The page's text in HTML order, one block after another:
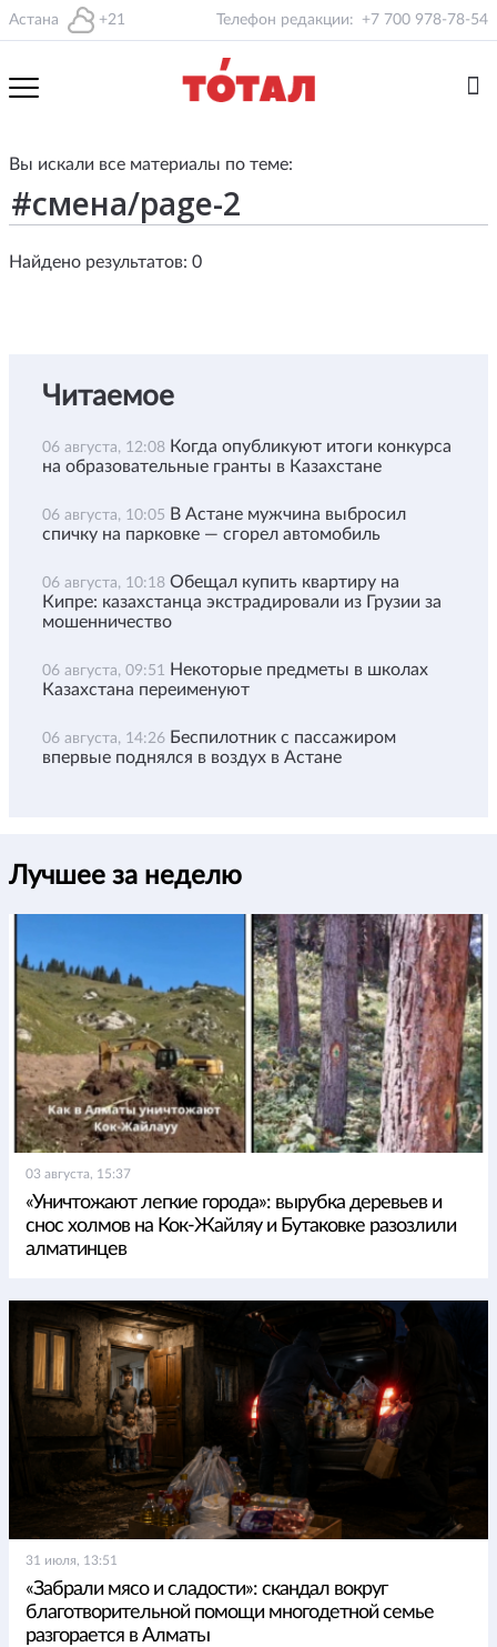
Астана +21 Телефон редакции: +7 700 978-78-54
Вы искали все материалы по теме:
Найдено результатов: 0
Читаемое
06 августа, 12:08 Когда опубликуют итоги конкурса
на образовательные гранты в Казахстане
06 августа, 10:05 В Астане мужчина выбросил
спичку на парковке — сгорел автомобиль
06 августа, 10:18 Обещал купить квартиру на
Кипре: казахстанца экстрадировали из Грузии за
мошенничество
06 августа, 09:51 Некоторые предметы в школах
Казахстана переименуют
06 августа, 14:26 Беспилотник с пассажиром
впервые поднялся в воздух в Астане
Лучшее за неделю
03 августа, 15:37
«Уничтожают легкие города»: вырубка деревьев и
снос холмов на Кок-Жайляу и Бутаковке разозлили
алматинцев
31 июля, 13:51
«Забрали мясо и сладости»: скандал вокруг
благотворительной помощи многодетной семье
разгорается в Алматы